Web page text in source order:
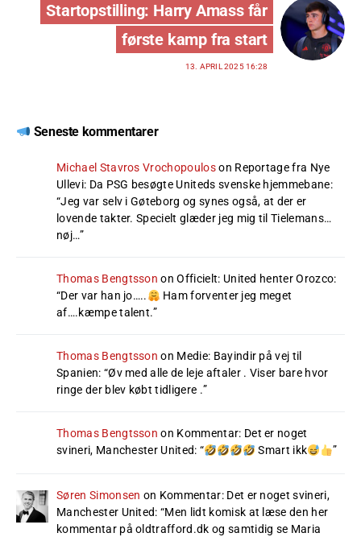
Startopstilling: Harry Amass får
første kamp fra start
13. APRIL 2025 16:28
Seneste kommentarer
Michael Stavros Vrochopouloson Reportage fra Nye
Ullevi: Da PSG besøgte Uniteds svenske hjemmebane:
“Jeg var selv i Gøteborg og synes også, at der er
lovende takter. Specielt glæder jeg mig til Tielemans…
nøj…”
Thomas Bengtsson onOfficielt: United henter Orozco:
“Der var han jo…..
Ham forventer jeg meget
af….kæmpe talent.”
Thomas Bengtsson on Medie: Bayindir på vej til
Spanien: “Øv med alle de leje aftaler . Viser bare hvor
ringe der blev købt tidligere .”
Thomas Bengtsson on Kommentar: Det er noget
svineri, Manchester United: “ Smart ikk ”
Søren Simonsen on Kommentar: Det er noget svineri,
Manchester United: “Men lidt komisk at læse den her
kommentar på oldtrafford.dk og samtidig se Maria